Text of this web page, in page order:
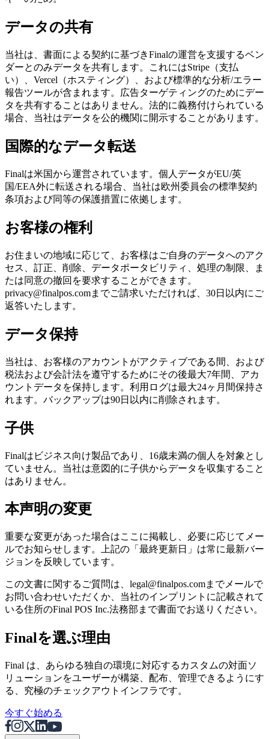
データの共有
当社は、書面による契約に基づきFinalの運営を支援するベン
ダーとのみデータを共有します。これにはStripe（支払
い）、Vercel（ホスティング）、および標準的な分析/エラー
報告ツールが含まれます。広告ターゲティングのためにデー
タを共有することはありません。法的に義務付けられている
場合、当社はデータを公的機関に開示することがあります。
国際的なデータ転送
Finalは米国から運営されています。個人データがEU/英
国/EEA外に転送される場合、当社は欧州委員会の標準契約
条項および同等の保護措置に依拠します。
お客様の権利
お住まいの地域に応じて、お客様はご自身のデータへのアク
セス、訂正、削除、データポータビリティ、処理の制限、ま
たは同意の撤回を要求することができます。
privacy@finalpos.comまでご請求いただければ、30日以内にご
返答いたします。
データ保持
当社は、お客様のアカウントがアクティブである間、および
税法および会計法を遵守するためにその後最大7年間、アカ
ウントデータを保持します。利用ログは最大24ヶ月間保持さ
れます。バックアップは90日以内に削除されます。
子供
Finalはビジネス向け製品であり、16歳未満の個人を対象とし
ていません。当社は意図的に子供からデータを収集すること
はありません。
本声明の変更
重要な変更があった場合はここに掲載し、必要に応じてメー
ルでお知らせします。上記の「最終更新日」は常に最新バー
ジョンを反映しています。
この文書に関するご質問は、legal@finalpos.comまでメールで
お問い合わせいただくか、当社のインプリントに記載されて
いる住所のFinal POS Inc.法務部まで書面でお送りください。
Finalを選ぶ理由
Final は、あらゆる独自の環境に対応するカスタムの対面ソ
リューションをユーザーが構築、配布、管理できるようにす
る、究極のチェックアウトインフラです。
今すぐ始める